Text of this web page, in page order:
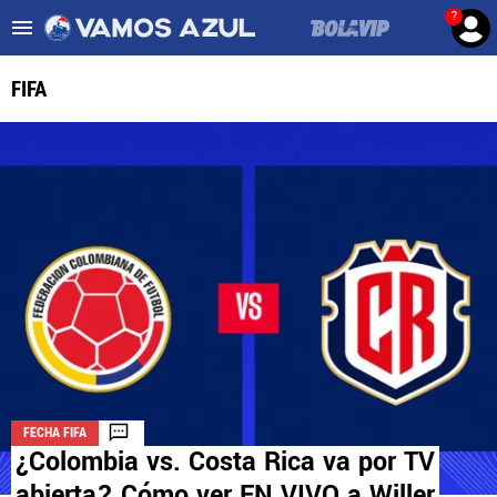
?
ULTIMAS NOTICIAS
LEAGUES CUP
FEMENIL
FUERZAS BÁSICAS
MERCADO DE FICHAJES
OPINIÓN
FIFA
FECHA FIFA
¿Colombia vs. Costa Rica va por TV